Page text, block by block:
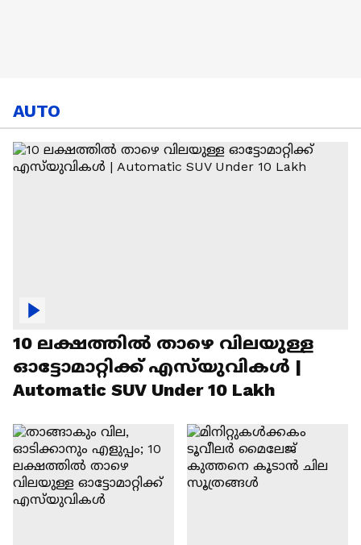
AUTO
10 ലക്ഷത്തിൽ താഴെ വിലയുള്ള
ഓട്ടോമാറ്റിക്ക് എസ്‍യുവികൾ |
Automatic SUV Under 10 Lakh